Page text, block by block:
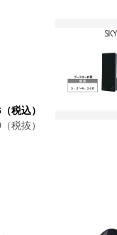
税込）
税抜）